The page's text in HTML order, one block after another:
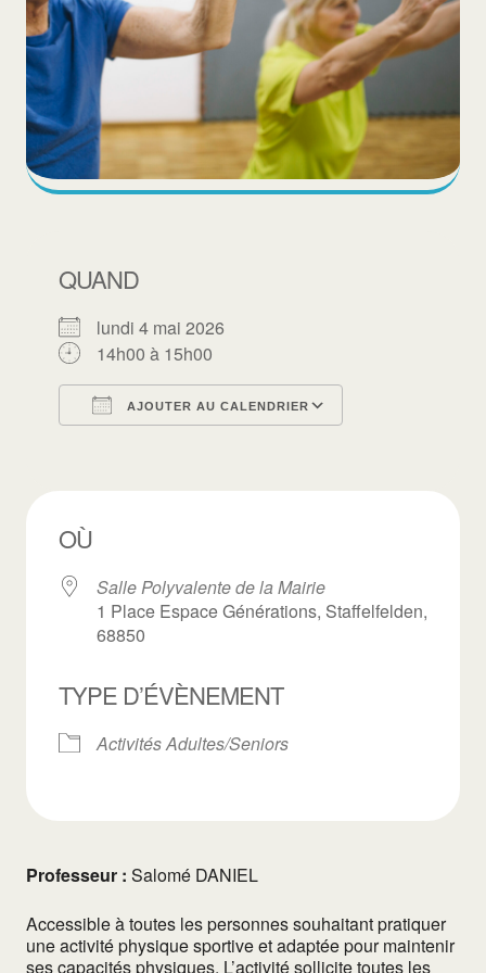
QUAND
lundi 4 mai 2026
14h00 à 15h00
AJOUTER AU CALENDRIER
OÙ
Salle Polyvalente de la Mairie
1 Place Espace Générations, Staffelfelden,
68850
TYPE D’ÉVÈNEMENT
Activités Adultes/Seniors
Professeur : Salomé DANIEL
Accessible à toutes les personnes souhaitant pratiquer
une activité physique sportive et adaptée pour maintenir
ses capacités physiques. L’activité sollicite toutes les